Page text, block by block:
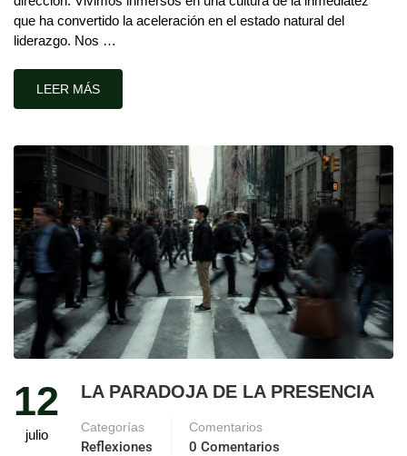
que ha convertido la aceleración en el estado natural del
liderazgo. Nos …
LEER MÁS
12
julio
LA PARADOJA DE LA PRESENCIA
Categorías
Reflexiones
Comentarios
0 Comentarios